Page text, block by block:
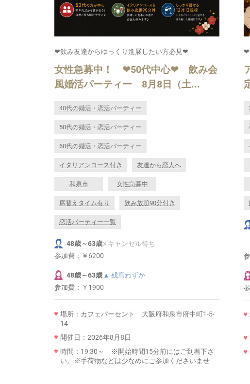
❤飲み友達からゆっくり進展したい方必見❤
女性急募中！ ❤50代中心❤ 飲み会
風婚活パーティー 8月8日（土...
40代の婚活・恋活パーティー
50代の婚活・恋活パーティー
60代の婚活・恋活パーティー
イタリアンコース付き 友達から恋人へ
和泉市 女性急募中
席替えタイム有り 飲み放題90分付き
恋活パーティー一覧
48歳～63歳× キャンセル待ち
参加費： ￥6200
48歳～63歳 ▲ 残席わずか
参加費： ￥1900
場所：カフェパーセント 大阪府和泉市府中町1-5-
14
開催日：2026年8月8日
時間：19:30～ ※開始時間15分前にはご到着下さ
い。※手荷物などは少なめにご参加くださいませ
❤